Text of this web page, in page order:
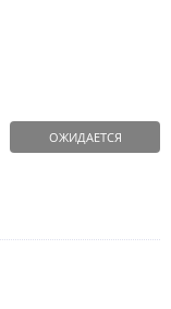
ОЖИДАЕТСЯ